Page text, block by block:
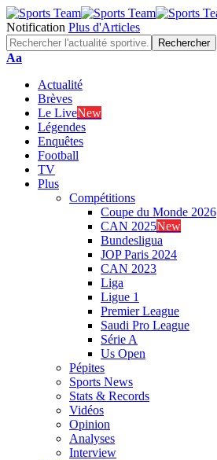
Notification Plus d'Articles
Font
Aa
Actualité
Brèves
Le LiveNew
Légendes
Enquêtes
Football
TV
Plus
Compétitions
Coupe du Monde 2026
CAN 2025New
Bundesligua
JOP Paris 2024
CAN 2023
Liga
Ligue 1
Premier League
Saudi Pro League
Série A
Us Open
Pépites
Sports News
Stats & Records
Vidéos
Opinion
Analyses
Interview